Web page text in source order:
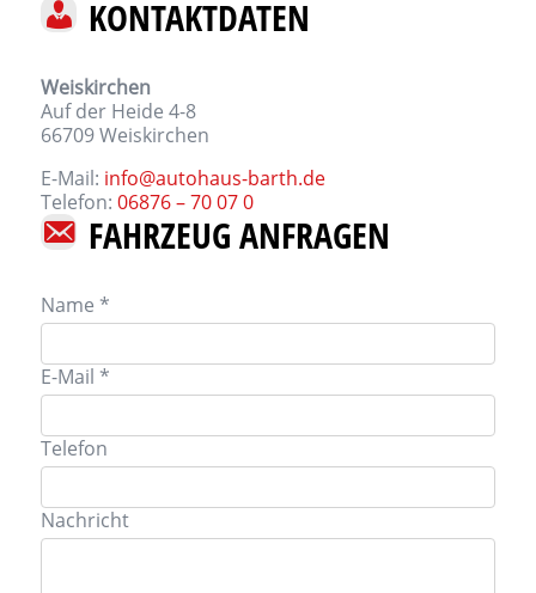
KONTAKTDATEN
Weiskirchen
Auf der Heide 4-8
66709 Weiskirchen
E-Mail: info@autohaus-barth.de
Telefon: 06876 – 70 07 0
FAHRZEUG ANFRAGEN
Name *
E-Mail *
Telefon
Nachricht